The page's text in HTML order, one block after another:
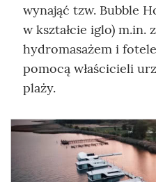
wynająć tzw. Bubble
w kształcie iglo) m.in.
hydromasażem i
pomocą właścicieli
plaży.